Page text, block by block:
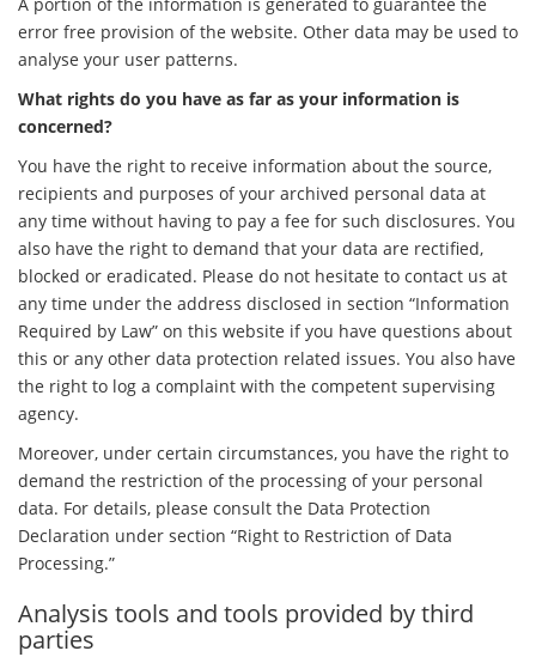
error free provision of the website. Other data may be used to
analyse your user patterns.
What rights do you have as far as your information is
concerned?
You have the right to receive information about the source,
recipients and purposes of your archived personal data at
any time without having to pay a fee for such disclosures. You
also have the right to demand that your data are rectified,
blocked or eradicated. Please do not hesitate to contact us at
any time under the address disclosed in section “Information
Required by Law” on this website if you have questions about
this or any other data protection related issues. You also have
the right to log a complaint with the competent supervising
agency.
Moreover, under certain circumstances, you have the right to
demand the restriction of the processing of your personal
data. For details, please consult the Data Protection
Declaration under section “Right to Restriction of Data
Processing.”
Analysis tools and tools provided by third
parties